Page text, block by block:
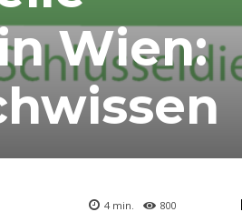
Wien:
800
4 min.